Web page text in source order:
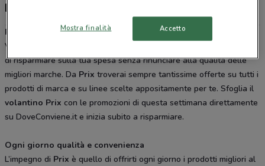
Discount italiano
Prix
è la catena di supermercati discount dislocati in Lombardia,
Veneto, Trentino Alto Adige e Friuli Venezia Giulia che ti permette
di risparmiare sulla tua spesa senza rinunciare alla qualità delle
migliori marche. Da Prix troverai sempre tantissime offerte su tutti i
prodotti di marca e su linee scelte appositamente per te. Sfoglia il
volantino Prix con le promozioni di questa settimana direttamente
su DoveConviene.it e inizia subito a risparmiare.
Ogni giorno qualità e convenienza
L’impegno di Prix è quello di offrirti ogni giorno i prodotti migliori al
Mostra finalità Accetto